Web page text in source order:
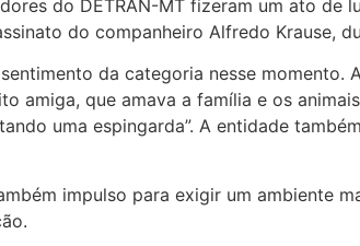
do DETRAN-MT fizeram um ato
do companheiro Alfredo Krause,
da categoria nesse
amiga, que amava a família e os
uma espingarda”. A entidade
impulso para exigir um ambiente